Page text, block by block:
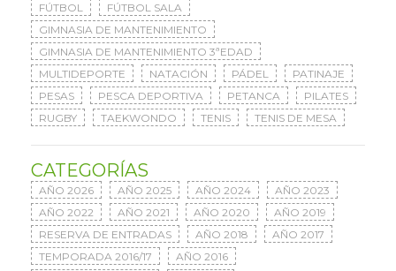
FÚTBOL
FÚTBOL SALA
GIMNASIA DE MANTENIMIENTO
GIMNASIA DE MANTENIMIENTO 3ªEDAD
MULTIDEPORTE
NATACIÓN PÁDEL
PATINAJE
PESAS
PESCA DEPORTIVA PETANCA
PILATES
RUGBY
TAEKWONDO TENIS TENIS DE MESA
CATEGORÍAS
AÑO 2026 AÑO 2025 AÑO 2024
AÑO 2023
AÑO 2022
AÑO 2021 AÑO 2020
AÑO 2019
RESERVA DE ENTRADAS
AÑO 2018
AÑO 2017
TEMPORADA 2016/17
AÑO 2016